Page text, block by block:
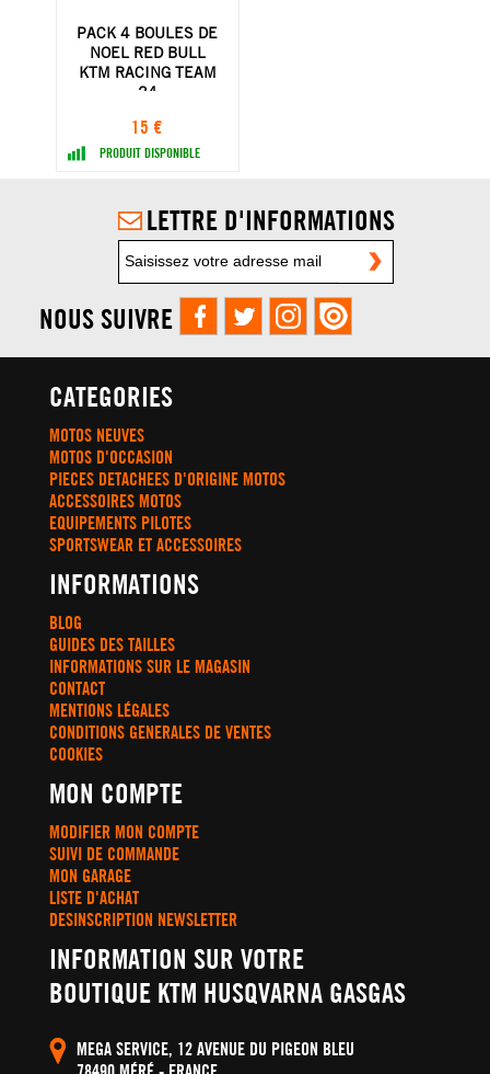
PACK 4 BOULES DE
NOEL RED BULL
KTM RACING TEAM
24
15 €
PRODUIT DISPONIBLE
LETTRE D'INFORMATIONS
NOUS SUIVRE
CATEGORIES
MOTOS NEUVES
MOTOS D'OCCASION
PIECES DETACHEES D'ORIGINE MOTOS
ACCESSOIRES MOTOS
EQUIPEMENTS PILOTES
SPORTSWEAR ET ACCESSOIRES
INFORMATIONS
BLOG
GUIDES DES TAILLES
INFORMATIONS SUR LE MAGASIN
CONTACT
MENTIONS LÉGALES
CONDITIONS GENERALES DE VENTES
COOKIES
MON COMPTE
MODIFIER MON COMPTE
SUIVI DE COMMANDE
MON GARAGE
LISTE D'ACHAT
DESINSCRIPTION NEWSLETTER
INFORMATION SUR VOTRE
BOUTIQUE KTM HUSQVARNA GASGAS
MEGA SERVICE, 12 AVENUE DU PIGEON BLEU